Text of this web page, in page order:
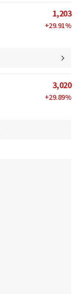
1,203
+29.91%
3,020
+29.89%